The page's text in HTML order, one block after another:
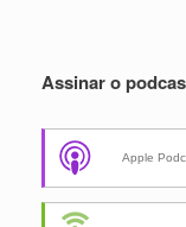
Assinar o
Apple